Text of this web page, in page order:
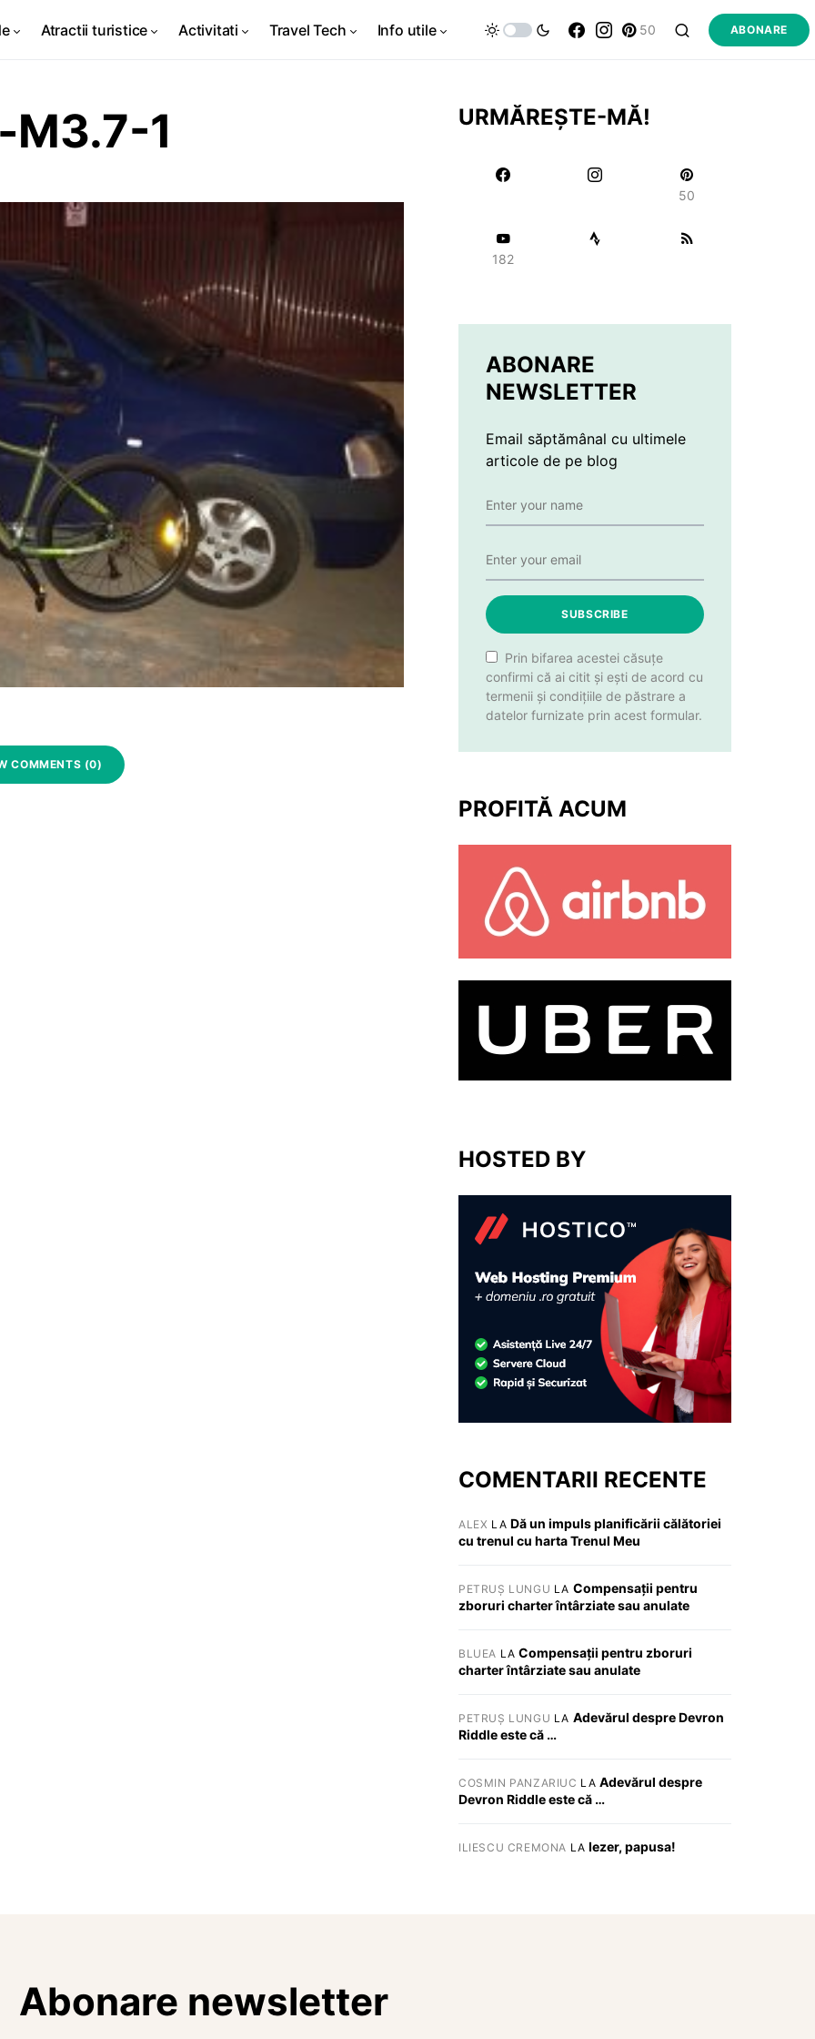
Atractii turistice Activitati Travel Tech Info utile 50 ABONARE
1
COMMENTS (0)
URMĂREȘTE-MĂ!
50
182
ABONARE
NEWSLETTER
Email săptămânal cu ultimele
articole de pe blog
SUBSCRIBE
Prin bifarea acestei căsuțe
confirmi că ai citit și ești de acord cu
termenii și condițiile de păstrare a
datelor furnizate prin acest formular.
PROFITĂ ACUM
HOSTED BY
COMENTARII RECENTE
ALEX LA Dă un impuls planificării călătoriei
cu trenul cu harta Trenul Meu
PETRUȘ LUNGU LA Compensații pentru
zboruri charter întârziate sau anulate
BLUEA LACompensații pentru zboruri
charter întârziate sau anulate
PETRUȘ LUNGU LA Adevărul despre Devron
Riddle este că …
COSMIN PANZARIUC LA Adevărul despre
Devron Riddle este că …
ILIESCU CREMONA LA Iezer, papusa!
Abonare newsletter